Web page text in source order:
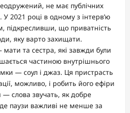
не має публічних
У 2021 році в одному з інтерв’ю
підкресливши, що приватність
яку варто захищати.
та сестра, які завжди були
частиною внутрішнього
— соул і джаз. Ця пристрасть
можливо, і робить його ефіри
слова звучать, як добре
паузи важливі не менше за